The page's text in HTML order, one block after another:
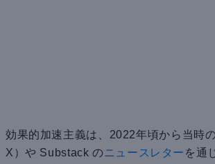
効果的加速主義は、2022年頃から当時
X）や Substack のニュースレター を通